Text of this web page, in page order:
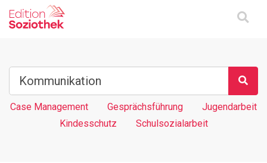
Case Management Gesprächsführung
Jugendarbeit
Kindesschutz
Schulsozialarbeit